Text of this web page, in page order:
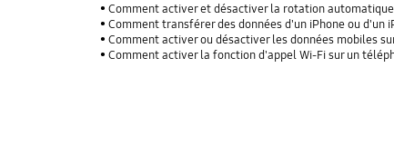
Comment activer et désactiver la rotation
Comment transférer des données d'un iPhone ou d'un
Comment activer ou désactiver les données mobiles
Comment activer la fonction d'appel Wi-Fi sur un